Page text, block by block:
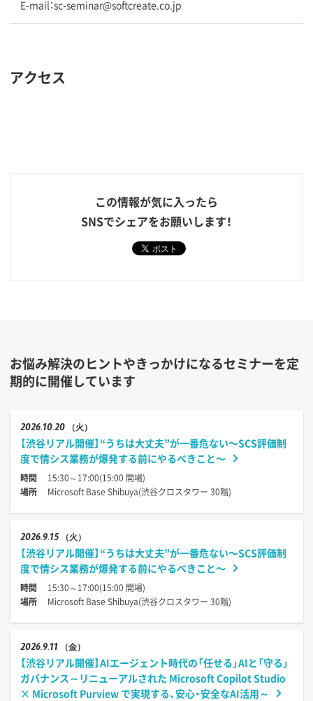
E-mail：sc-seminar@softcreate.co.jp
アクセス
この情報が気に入ったら
SNSでシェアをお願いします！
お悩み解決のヒントやきっかけになるセミナーを定
期的に開催しています
202610.20 （火）
【渋谷リアル開催】“うちは大丈夫”が一番危ない〜SCS評価制
度で情シス業務が爆発する前にやるべきこと〜
時間
15:30～17:00(15:00 開場)
場所
Microsoft Base Shibuya(渋谷クロスタワー 30階)
20269.15 （火）
【渋谷リアル開催】“うちは大丈夫”が一番危ない〜SCS評価制
度で情シス業務が爆発する前にやるべきこと〜
時間
15:30～17:00(15:00 開場)
場所
Microsoft Base Shibuya(渋谷クロスタワー 30階)
20269.11 （金）
【渋谷リアル開催】AIエージェント時代の「任せる」AIと「守る」
ガバナンス～リニューアルされた Microsoft Copilot Studio
× Microsoft Purview で実現する、安心・安全なAI活用～